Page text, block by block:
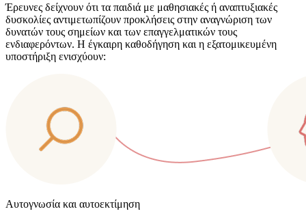
Έρευνες δείχνουν ότι τα παιδιά με μαθησιακές ή αναπτυξιακές
δυσκολίες αντιμετωπίζουν προκλήσεις στην αναγνώριση των
δυνατών τους σημείων και των επαγγελματικών τους
ενδιαφερόντων. Η έγκαιρη καθοδήγηση και η εξατομικευμένη
υποστήριξη ενισχύουν:
Αυτογνωσία και αυτοεκτίμηση